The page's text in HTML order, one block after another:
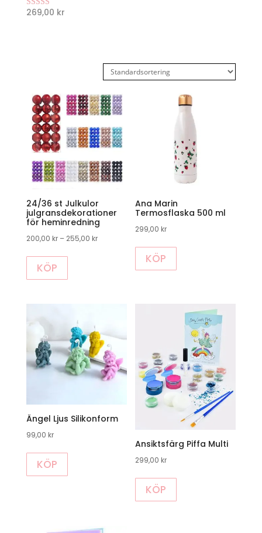
Betygsatt
269,00 kr
24/36 st Julkulor
julgransdekorationer
för heminredning
200,00 kr – 255,00 krPrisintervall:
KÖP
produkten
varianter.
De
olika
alternativen
väljas
på
Ana Marin
Termosflaska 500 ml
299,00 kr
KÖP
Ängel Ljus Silikonform
99,00 kr
KÖP
Den
varianter.
Ansiktsfärg Piffa Multi
299,00 kr
KÖP